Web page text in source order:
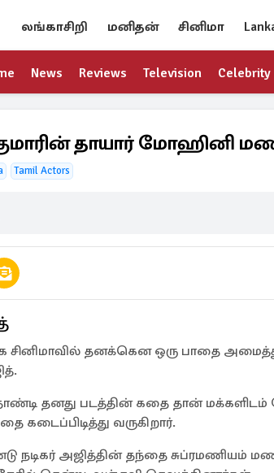
லங்காசிறி மனிதன் சினிமா
News Reviews Television Celebrity
தாயார் மோஹினி
Tamil Actors
சினிமாவில் தனக்கென ஒரு பாதை
தனது படத்தின் கதை தான் மக்களிடம்
வருகிறார்.
நடிகர் அஜித்தின் தந்தை சுப்ரமணியம்